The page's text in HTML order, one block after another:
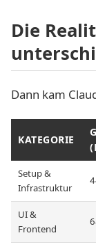
Die
Dann kam
KATEGORIE
Setup &
Infrastruktur
UI &
Frontend